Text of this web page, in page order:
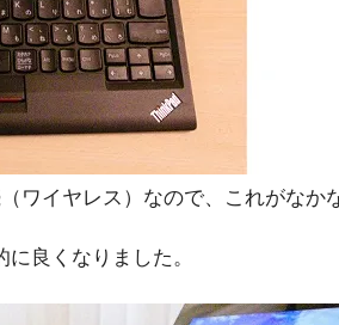
ワイヤレス）なので、これがなか
良くなりました。